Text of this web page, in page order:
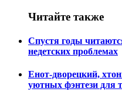
Читайте также
Спустя годы
недетских проблемах
Енот-дворецкий,
уютных фэнтези для